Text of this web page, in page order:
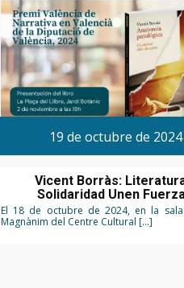
19 de octubre de 2024
Vicent Borràs:
Solidaridad Unen
El 18 de octubre de 2024, en la
Magnànim del Centre Cultural […]